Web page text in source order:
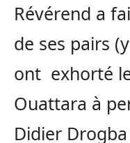
Révérend a
de ses pairs
ont exhorté
Ouattara à
Didier